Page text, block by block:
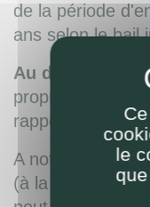
de la période
ans selon le bail
Au delà du
propriétaire est
rapport au
A noter : si
(à la fin des
le